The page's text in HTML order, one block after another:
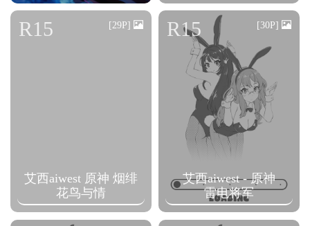
艾西aiwest 原神 烟绯
花鸟与情
R15 [29P]
艾西aiwest - 原神
雷电将军
R15 [30P]